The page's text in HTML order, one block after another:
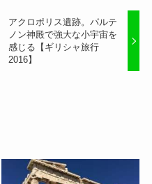
アクロポリス遺跡。パルテ
ノン神殿で強大な小宇宙を
感じる【ギリシャ旅行
2016】